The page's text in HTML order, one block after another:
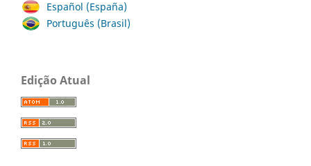
Español (España)
Português (Brasil)
Edição Atual